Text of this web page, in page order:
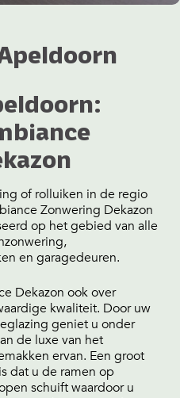
of rolluiken in de regio
Zonwering Dekazon
op het gebied van alle
en garagedeuren.
Dekazon ook over
kwaliteit. Door uw
geniet u onder
de luxe van het
ervan. Een groot
dat u de ramen op
schuift waardoor u